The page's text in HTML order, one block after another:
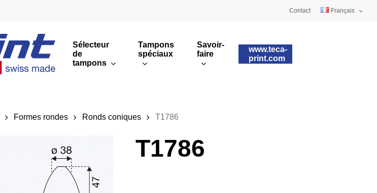
Contact Français
Sélecteur
de
tampons
Sommaire
Tampons
spéciaux
Savoir-
faire
www.teca-
print.com
Formes rondes Ronds coniques T1786
T1786